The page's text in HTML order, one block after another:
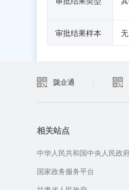
审批结果样本 无
陇企通
相关站点
中华人民共和国中央人民政
国家政务服务平台